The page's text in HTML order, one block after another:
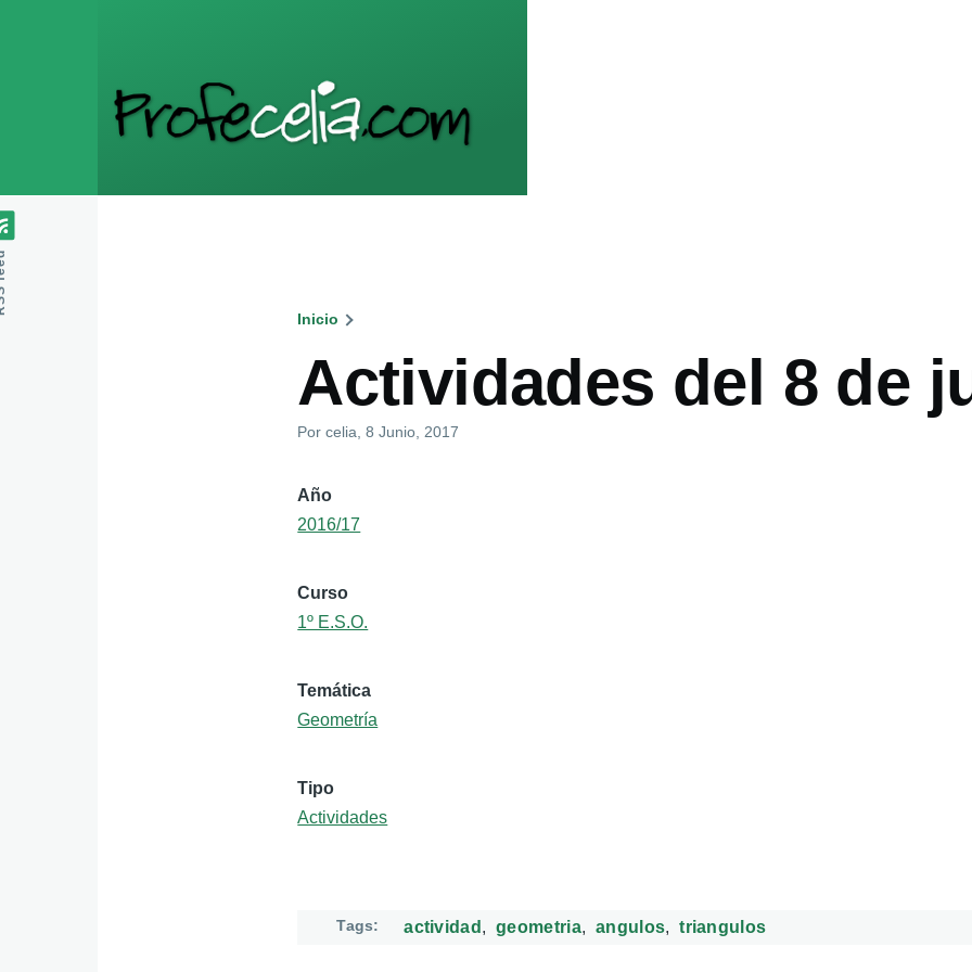
de
Inicio
Actividades del 8 de
Porcelia , 8 Junio, 2017
Año
2016/17
Curso
1º E.S.O.
Temática
Geometría
Tipo
Actividades
Tags actividad geometria angulos triangulos